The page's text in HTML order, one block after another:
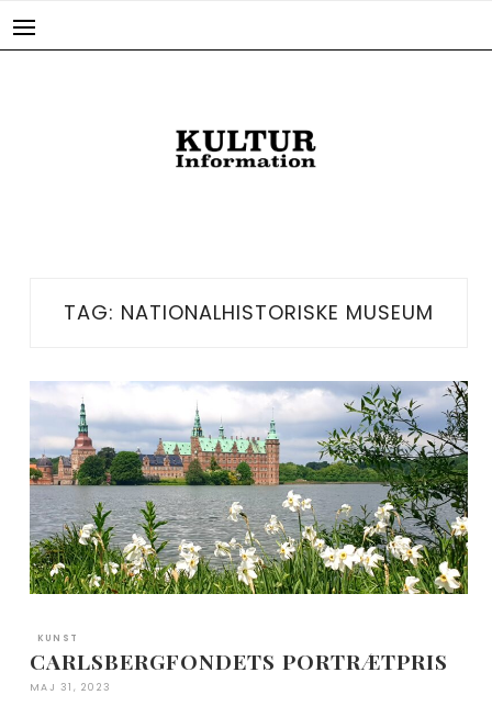
TAG: NATIONALHISTORISKE MUSEUM
KUNST
CARLSBERGFONDETS PORTRÆTPRIS
MAJ 31, 2023